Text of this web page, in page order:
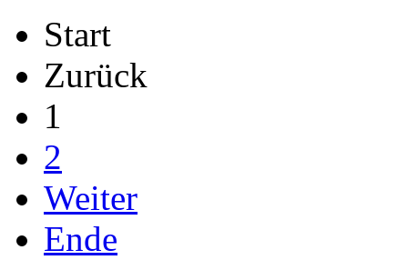
Start
Zurück
1
2
Weiter
Ende